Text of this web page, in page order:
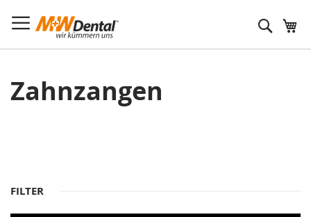
Suche
Zahnzangen
FILTER